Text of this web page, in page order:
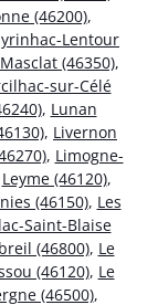
(46200),
Lentour
Masclat (46350),
sur-Célé
, Lunan
, Livernon
, Limogne-
Leyme (46120),
(46150), Les
Saint-Blaise
(46800), Le
(46120), Le
(46500),